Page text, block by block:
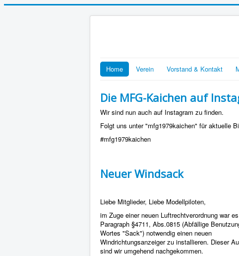
Home Verein Vorstand & Kontakt
Die MFG-Kaichen auf
Wir sind nun auch auf Instagram zu finden.
Folgt uns unter "mfg1979kaichen" für aktuelle
#mfg1979kaichen
Neuer Windsack
Liebe Mitglieder, Liebe Modellpiloten,
im Zuge einer neuen Luftrechtverordnung war
Paragraph §4711, Abs.0815 (Abfällige
Wortes "Sack") notwendig einen neuen
Windrichtungsanzeiger zu installieren. Dieser
sind wir umgehend nachgekommen.